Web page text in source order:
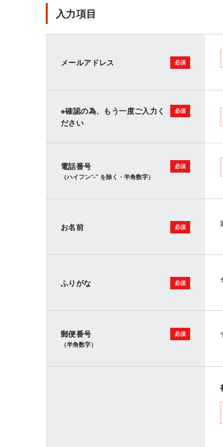
入力項目
メールアドレス
※確認の為、もう一度ご入力く
ださい
電話番号
（ハイフン“-” を除く・半角数字）
お名前
ふりがな
郵便番号
（半角数字）